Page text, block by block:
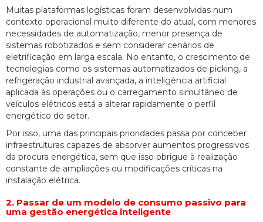
Muitas plataformas logísticas foram desenvolvidas num
contexto operacional muito diferente do atual, com menores
necessidades de automatização, menor presença de
sistemas robotizados e sem considerar cenários de
eletrificação em larga escala. No entanto, o crescimento de
tecnologias como os sistemas automatizados de picking, a
refrigeração industrial avançada, a inteligência artificial
aplicada às operações ou o carregamento simultâneo de
veículos elétricos está a alterar rapidamente o perfil
energético do setor.
Por isso, uma das principais prioridades passa por conceber
infraestruturas capazes de absorver aumentos progressivos
da procura energética, sem que isso obrigue à realização
constante de ampliações ou modificações críticas na
instalação elétrica.
2. Passar de um modelo de consumo passivo para
uma gestão energética inteligente